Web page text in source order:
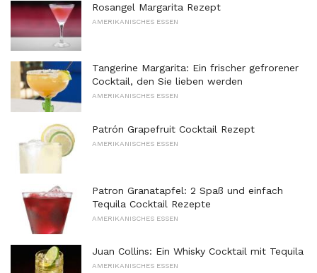
Rosangel Margarita Rezept
AMERIKANISCHES ESSEN
Tangerine Margarita: Ein frischer gefrorener
Cocktail, den Sie lieben werden
AMERIKANISCHES ESSEN
Patrón Grapefruit Cocktail Rezept
AMERIKANISCHES ESSEN
Patron Granatapfel: 2 Spaß und einfach
Tequila Cocktail Rezepte
AMERIKANISCHES ESSEN
Juan Collins: Ein Whisky Cocktail mit Tequila
AMERIKANISCHES ESSEN